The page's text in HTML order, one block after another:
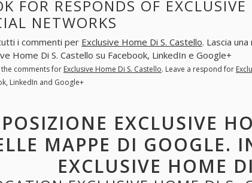
FOR RESPONDS OF
NETWORKS
i commenti per Exclusive Home Di S. Castello. Lascia
Home Di S. Castello su Facebook, LinkedIn e Google+
the comments for Exclusive Home Di S. Castello. Leave a respond for
LinkedIn and Google+
POSIZIONE EXCLUSIVE
MAPPE DI GOOGLE.
EXCLUSIVE HOME